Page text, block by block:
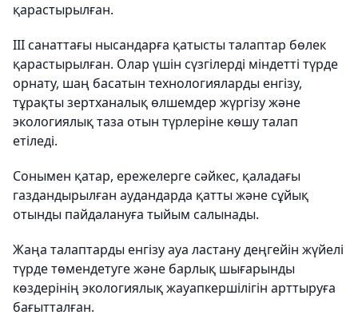
қарастырылған.
III санаттағы нысандарға қатысты талаптар бөлек
қарастырылған. Олар үшін сүзгілерді міндетті түрде
орнату, шаң басатын технологияларды енгізу,
тұрақты зертханалық өлшемдер жүргізу және
экологиялық таза отын түрлеріне көшу талап
етіледі.
Сонымен қатар, ережелерге сәйкес, қаладағы
газдандырылған аудандарда қатты және сұйық
отынды пайдалануға тыйым салынады.
Жаңа талаптарды енгізу ауа ластану деңгейін жүйелі
түрде төмендетуге және барлық шығарынды
көздерінің экологиялық жауапкершілігін арттыруға
бағытталған.